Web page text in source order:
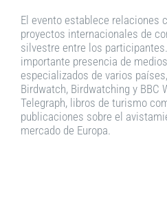
El evento establece relaciones
proyectos internacionales de
silvestre entre los
importante presencia de
especializados de varios
Birdwatch, Birdwatching y BBC
Telegraph, libros de turismo
publicaciones sobre el
mercado de Europa.